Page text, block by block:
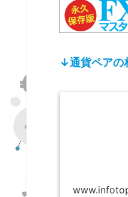
↓通貨ペアの